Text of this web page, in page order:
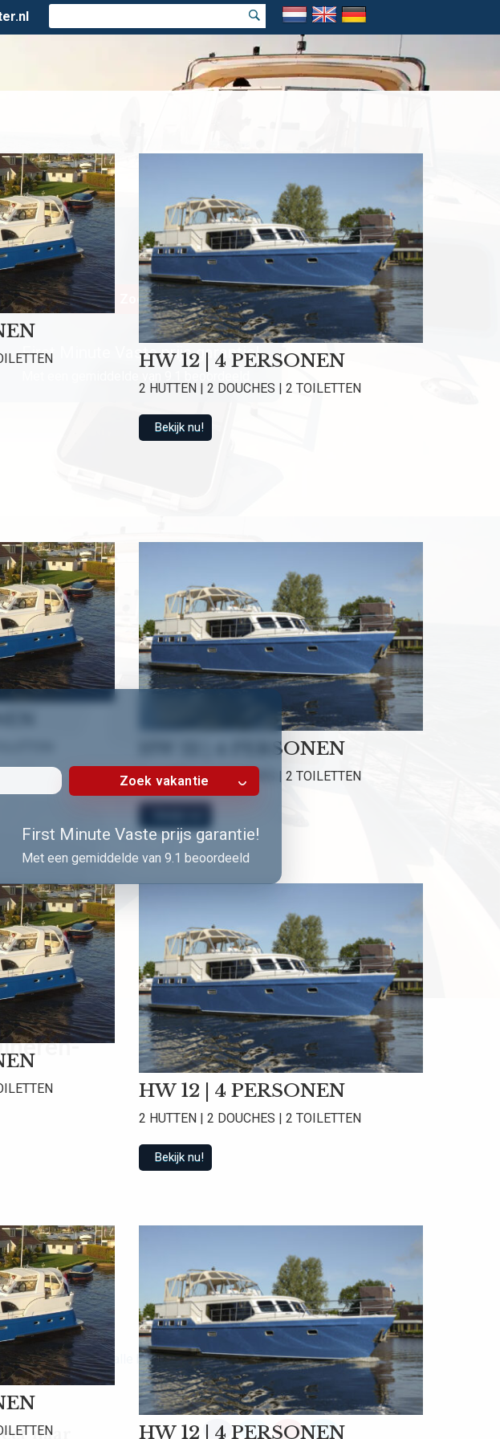
Zoek vakantie
First Minute Vaste prijs garantie!
Met een gemiddelde van 9.1 beoordeeld
HW 12 | 4 PERSONEN
2 HUTTEN | 2 DOUCHES | 2 TOILETTEN
Bekijk nu!
HW 12 | 4 PERSONEN
2 HUTTEN | 2 DOUCHES | 2 TOILETTEN
HW 12 | 4 PERSONEN
2 HUTTEN | 2 DOUCHES | 2 TOILETTEN
Bekijk nu!
HW 12 | 4 PERSONEN
Zoek vakantie
First Minute Vaste prijs garantie!
Met een gemiddelde van 9.1 beoordeeld
van9.0 !Bekijk alle beoordelingen
naar